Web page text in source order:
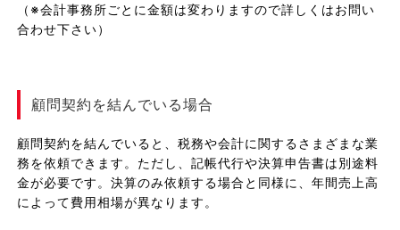
（※会計事務所ごとに金額は変わりますので詳しくはお問い
合わせ下さい）
顧問契約を結んでいる場合
顧問契約を結んでいると、税務や会計に関するさまざまな業
務を依頼できます。ただし、記帳代行や決算申告書は別途料
金が必要です。決算のみ依頼する場合と同様に、年間売上高
によって費用相場が異なります。